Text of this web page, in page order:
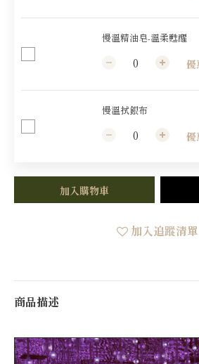
慢溫精油皂-溫柔甦醒
慢溫拭銀布
加入購物車
加入追蹤清單
商品描述